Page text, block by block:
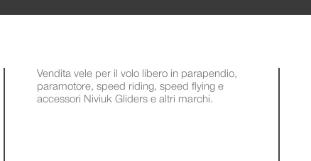
Vendita vele per il volo libero in parapendio,
paramotore, speed riding, speed flying e
accessori Niviuk Gliders e altri marchi.